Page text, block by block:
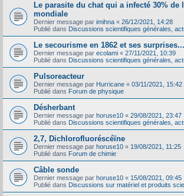
Le parasite du chat qui a infecté 30% de
mondiale
Dernier message par imihna « 26/12/2021, 14:28
Publié dans Discussions scientifiques générales,
Le secourisme en 1862 et ses
Dernier message par ecolami « 27/11/2021, 10:39
Publié dans Discussions scientifiques générales,
Pulsoreacteur
Dernier message par Hurricane « 03/11/2021, 15:42
Publié dans Forum de physique
Désherbant
Dernier message par horuse10 « 29/08/2021, 23:47
Publié dans Discussions scientifiques générales,
2,7, Dichlorofluoréscéïne
Dernier message par horuse10 « 19/08/2021, 11:25
Publié dans Forum de chimie
Câble sonde
Dernier message par horuse10 « 15/08/2021, 09:45
Publié dans Discussions sur matériel et produits